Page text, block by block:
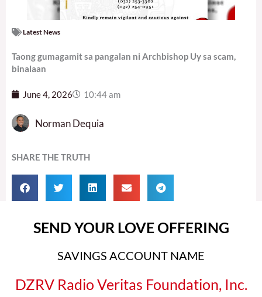
Latest News
Taong gumagamit sa pangalan ni Archbishop Uy sa scam,
binalaan
June 4, 2026 10:44 am
Norman Dequia
SHARE THE TRUTH
SEND YOUR LOVE OFFERING
SAVINGS ACCOUNT NAME
DZRV Radio Veritas Foundation, Inc.